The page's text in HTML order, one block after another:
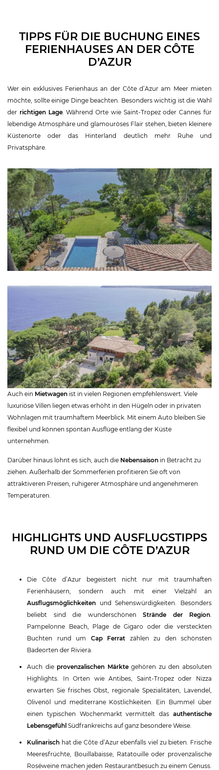
TIPPS FÜR DIE BUCHUNG EINES
FERIENHAUSES AN DER CÔTE
D’AZUR
Wer ein exklusives Ferienhaus an der Côte d’Azur am Meer mieten
möchte, sollte einige Dinge beachten. Besonders wichtig ist die Wahl
der richtigen Lage. Während Orte wie Saint-Tropez oder Cannes für
lebendige Atmosphäre und glamouröses Flair stehen, bieten kleinere
Küstenorte oder das Hinterland deutlich mehr Ruhe und
Privatsphäre.
Auch ein Mietwagen ist in vielen Regionen empfehlenswert. Viele
luxuriöse Villen liegen etwas erhöht in den Hügeln oder in privaten
Wohnlagen mit traumhaftem Meerblick. Mit einem Auto bleiben Sie
flexibel und können spontan Ausflüge entlang der Küste
unternehmen.
Darüber hinaus lohnt es sich, auch die Nebensaison in Betracht zu
ziehen. Außerhalb der Sommerferien profitieren Sie oft von
attraktiveren Preisen, ruhigerer Atmosphäre und angenehmeren
Temperaturen.
HIGHLIGHTS UND AUSFLUGSTIPPS
RUND UM DIE CÔTE D’AZUR
Die Côte d’Azur begeistert nicht nur mit traumhaften
Ferienhäusern, sondern auch mit einer Vielzahl an
Ausflugsmöglichkeiten und Sehenswürdigkeiten. Besonders
beliebt sind die wunderschönen Strände der Region.
Pampelonne Beach, Plage de Gigaro oder die versteckten
Buchten rund um Cap Ferrat zählen zu den schönsten
Badeorten der Riviera.
Auch die provenzalischen Märktegehören zu den absoluten
Highlights. In Orten wie Antibes, Saint-Tropez oder Nizza
erwarten Sie frisches Obst, regionale Spezialitäten, Lavendel,
Olivenöl und mediterrane Köstlichkeiten. Ein Bummel über
einen typischen Wochenmarkt vermittelt das authentische
Lebensgefühl Südfrankreichs auf ganz besondere Weise.
Kulinarisch hat die Côte d’Azur ebenfalls viel zu bieten. Frische
Meeresfrüchte, Bouillabaisse, Ratatouille oder provenzalische
Roséweine machen jeden Restaurantbesuch zu einem Genuss.